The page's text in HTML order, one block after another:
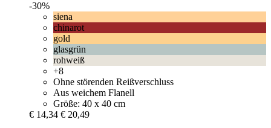
-30%
siena
chinarot
gold
glasgrün
rohweiß
+8
Ohne störenden Reißverschluss
Aus weichem Flanell
Größe: 40 x 40 cm
€ 14,34 € 20,49